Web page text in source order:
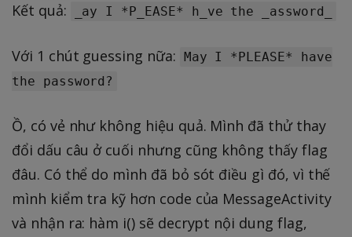
Kết quả: _ay I *P_EASE* h_ve the _assword_
Với 1 chút guessing nữa:
May I *PLEASE* have
the password?
Ồ, có vẻ như không hiệu quả. Mình đã thử thay
đổi dấu câu ở cuối nhưng cũng không thấy flag
đâu. Có thể do mình đã bỏ sót điều gì đó, vì thế
mình kiểm tra kỹ hơn code của MessageActivity
và nhận ra: hàm i() sẽ decrypt nội dung flag,